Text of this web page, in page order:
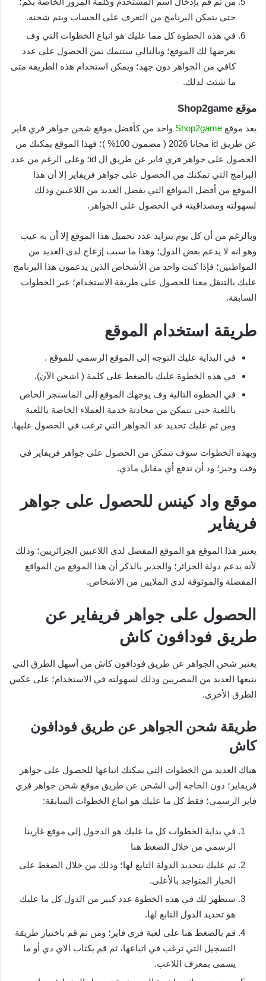
حتى يتمكن البرنامج من التعرف على الحساب ويتم شحنه.
في هذه الخطوة كل مما عليك هو اتباع الخطوات التي وف
يعرضها لك الموقع؛ وبالتالي ستتمك نمن الحصول على عدد
كافي من الجواهر دون جهد؛ ويمكن استخدام هذه الطريقة متى
ما شئت لذلك.
موقع Shop2game
يعد موقع Shop2game واحد من كأفضل موقع شحن جواهر فري فاير
عن طريق id مجانا 2026 ( مضمون 100% )؛ فهذا الموقع يمكنك من
الحصول على جواهر فري فاير عن طريق ال id؛ وعلى الرغم من عدد
البرامج التي تمكنك من الحصول على جواهر فريفاير إلا أن هذا
الموقع من أفضل المواقع التي يفضل العديد من اللاعبين وذلك
لسهولته ومصداقيته في الحصول على الجواهر.
وبالرغم من أن كل يوم يتزايد عدد تحميل هذا الموقع إلا أن به عيب
وهو انه لا يدعم بعض الدول؛ وهذا ما سبب إزعاج لدى العديد من
المواطنين؛ فإذا كنت واحد من الأشخاص الذين يدعمون هذا البرنامج
عليك بالتنقل معنا للحصول على طريقة الاستخدام؛ عبر الخطوات
السابقة.
طريقة استخدام الموقع
في البداية عليك التوجه إلى الموقع الرسمي للموقع .
في هذه الخطوة عليك بالضغط على كلمة ( اشحن الآن).
في الخطوة التالية وف يوجهك الموقع إلى الماسنجر الخاص
باللعبة حتى تتمكن من محادثة خدمة العملاء الخاصة باللعبة
ومن ثم عليك تحديد عد الجواهر التي ترغب في الحصول عليها.
وبهذه الخطوات سوف تتمكن من الحصول على جواهر فريفاير في
وقت وجيز؛ ود أن تدفع أي مقابل مادي.
موقع واد كينس للحصول على جواهر
فريفاير
يعتبر هذا الموقع هو الموقع المفضل لدى اللاعبين الجزائريين؛ وذلك
لأنه يدعم دولة الجزائر؛ والجدير بالذكر أن هذا الموقع من المواقع
المفضلة والموثوقة لدى الملايين من الاشخاص.
الحصول على جواهر فريفاير عن
طريق فودافون كاش
يعتبر شحن الجواهر عن طريق فودافون كاش من أسهل الطرق التي
يتبعها العديد من المصريين وذلك لسهولته في الاستخدام؛ على عكس
الطرق الأخرى.
طريقة شحن الجواهر عن طريق فودافون
كاش
هناك العديد من الخطوات التي يمكنك اتباعها للحصول على جواهر
فريفاير؛ دون الحاجة إلى الشحن عن طريق موقع شحن جواهر فري
فاير الرسمي؛ فقط كل ما عليك هو اتباع الخطوات السابقة:
في بداية الخطوات كل ما عليك هو الدخول إلى موقع غارينا
الرسمي من خلال الضغط هنا
ثم عليك بتحديد الدولة التابع لها؛ وذلك من خلال الضغط على
الخبار المتواجد بالأعلى.
ستظهر لك في هذه الخطوة عدد كبير من الدول كل ما عليك
هو تحديد الدول التابع لها.
قم بالضغط هنا على لعبة فري فاير؛ ومن ثم قم باختيار طريقة
التسجيل التي ترغب في اتباعها، ثم قم بكتاب الاي دي أو ما
يسمى بمعرف اللاعب.